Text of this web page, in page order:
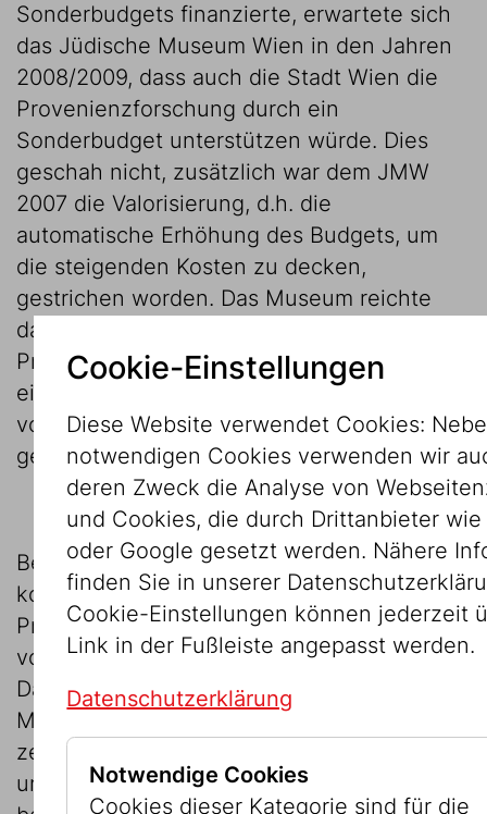
Sonderbudgets finanzierte, erwartete sich
das Jüdische Museum Wien in den Jahren
2008/2009, dass auch die Stadt Wien die
Provenienzforschung durch ein
Sonderbudget unterstützen würde. Dies
geschah nicht, zusätzlich war dem JMW
2007 die Valorisierung, d.h. die
automatische Erhöhung des Budgets, um
die steigenden Kosten zu decken,
gestrichen worden. Das Museum reichte
daraufhin im Jahr 2009 ein
Provenienzforschungsprojekt bei „forMuse“
ein, um die Provenienzforschung
voranzutreiben. Dieses wurde jedoch nicht
genehmigt.
Bedingt durch die enge Budgetsituation
konnte daher 2009/2010 die
Provenienzforschung nur auf einer Basis
von 10 Wochenstunden begonnen werden.
Dabei wurden von der wissenschaftlichen
Mitarbeiterin des JMW, Mag. Wiebke Krohn,
zehn Gemälde aus der Sammlung Berger
und vierzehn Gemälde aus der Slg. IKG
Cookie-Einstellungen
Diese Website verwendet Cookies:
notwendigen Cookies verwenden wir
deren Zweck die Analyse von
und Cookies, die durch Drittanbieter wie
oder Google gesetzt werden. Nähere
finden Sie in unserer
Cookie-Einstellungen können jederzeit
Link in der Fußleiste angepasst werden.
Datenschutzerklärung
Notwendige Cookies
Cookies dieser Kategorie sind für die